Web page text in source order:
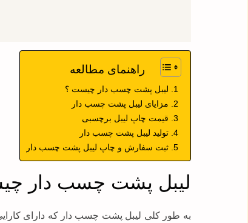
راهنمای مطالعه
لیبل پشت چسب دار چیست ؟
مزایای لیبل پشت چسب دار
قیمت چاپ لیبل برچسبی
تولید لیبل پشت چسب دار
ثبت سفارش و چاپ لیبل پشت چسب دار
لیبل پشت چسب دار
به طور کلی لیبل پشت چسب دار که دارای